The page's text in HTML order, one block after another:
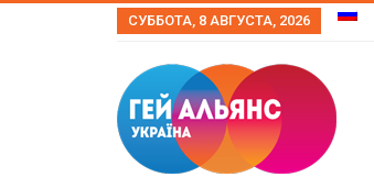
СУББОТА, 8 АВГУСТА, 2026